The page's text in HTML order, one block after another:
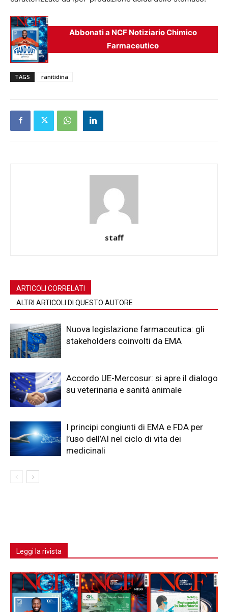
Abbonati a NCF Notiziario Chimico
Farmaceutico
TAGS ranitidina
staff
ARTICOLI CORRELATI
ALTRI ARTICOLI DI QUESTO AUTORE
Nuova legislazione farmaceutica: gli
stakeholders coinvolti da EMA
Accordo UE-Mercosur: si apre il dialogo
su veterinaria e sanità animale
I principi congiunti di EMA e FDA per
l’uso dell’AI nel ciclo di vita dei
medicinali
Leggi la rivista